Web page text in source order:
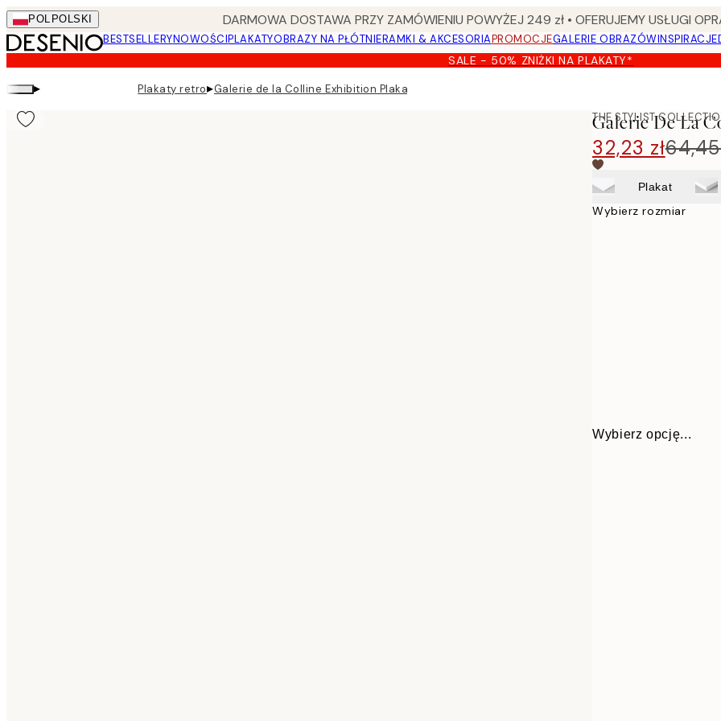
Skip
to
main
content.
POL POLSKI DARMOWA DOSTAWA PRZY ZAMÓWIENIU POWYŻEJ 249 zł • OFERUJEMY USŁUGI
BESTSELLERYNOWOŚCIPLAKATYOBRAZY NA PŁÓTNIERAMKI & AKCESORIAPROMOCJEGALERIE OBRAZÓWINSPIRACJE
SALE - 50% ZNIŻKI NA PLAKATY*
▸ Plakaty retro▸Galerie de la Colline Exhibition Plakat
THE STYLIST
Galerie De La
32,23 zł64,45
Plakat
Wybierz rozmiar
Wybierz opcję...